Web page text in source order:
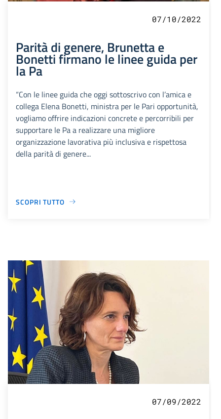
07/10/2022
Parità di genere, Brunetta e
Bonetti firmano le linee guida per
la Pa
“Con le linee guida che oggi sottoscrivo con l’amica e
collega Elena Bonetti, ministra per le Pari opportunità,
vogliamo offrire indicazioni concrete e percorribili per
supportare le Pa a realizzare una migliore
organizzazione lavorativa più inclusiva e rispettosa
della parità di genere...
SCOPRI TUTTO
07/09/2022